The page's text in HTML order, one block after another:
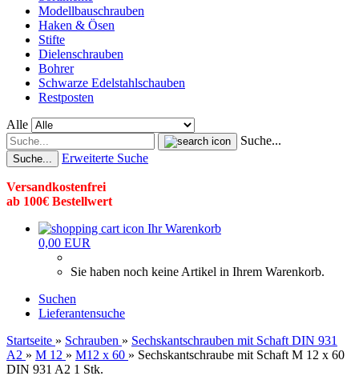
Modellbauschrauben
Haken & Ösen
Stifte
Dielenschrauben
Bohrer
Schwarze Edelstahlschauben
Restposten
Alle
Suche...
Suche... Erweiterte Suche
Versandkostenfrei
ab 100€ Bestellwert
Ihr Warenkorb
0,00 EUR
Sie haben noch keine Artikel in Ihrem Warenkorb.
Suchen
Lieferantensuche
Startseite » Schrauben » Sechskantschrauben mit Schaft DIN 931
A2 » M 12 » M12 x 60 » Sechskantschraube mit Schaft M 12 x 60
DIN 931 A2 1 Stk.